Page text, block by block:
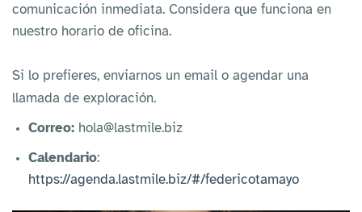
comunicación inmediata. Considera que funciona en
nuestro horario de oficina.
Si lo prefieres, enviarnos un email o agendar una
llamada de exploración.
Correo: hola@lastmile.biz
Calendario:
https://agenda.lastmile.biz/#/federicotamayo